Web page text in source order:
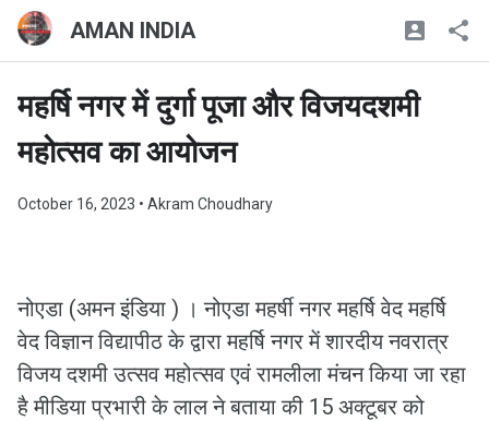
AMAN INDIA
महर्षि नगर में दुर्गा पूजा और विजयदशमी
महोत्सव का आयोजन
October 16, 2023 • Akram Choudhary
नोएडा (अमन इंडिया ) । नोएडा महर्षी नगर महर्षि वेद महर्षि
वेद विज्ञान विद्यापीठ के द्वारा महर्षि नगर में शारदीय नवरात्र
विजय दशमी उत्सव महोत्सव एवं रामलीला मंचन किया जा रहा
है मीडिया प्रभारी के लाल ने बताया की 15 अक्टूबर को